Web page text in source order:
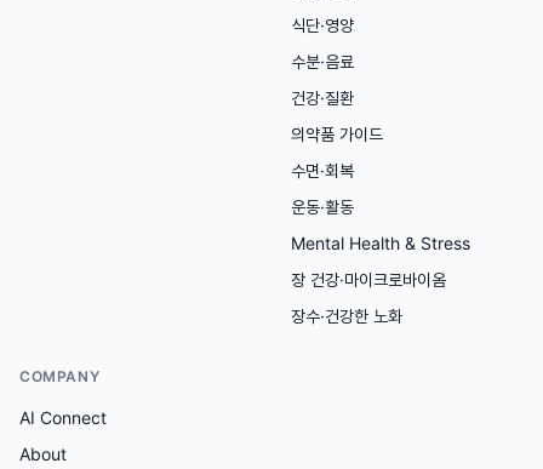
식단·영양
수분·음료
건강·질환
의약품 가이드
수면·회복
운동·활동
Mental Health & Stress
장 건강·마이크로바이옴
장수·건강한 노화
COMPANY
AI Connect
About